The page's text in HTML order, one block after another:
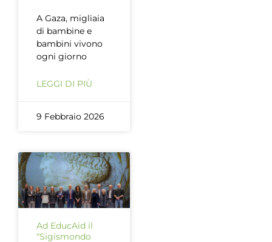
A Gaza, migliaia
di bambine e
bambini vivono
ogni giorno
LEGGI DI PIÙ
9 Febbraio 2026
Ad EducAid il
“Sigismondo